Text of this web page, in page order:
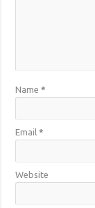
Name*
Email*
Website